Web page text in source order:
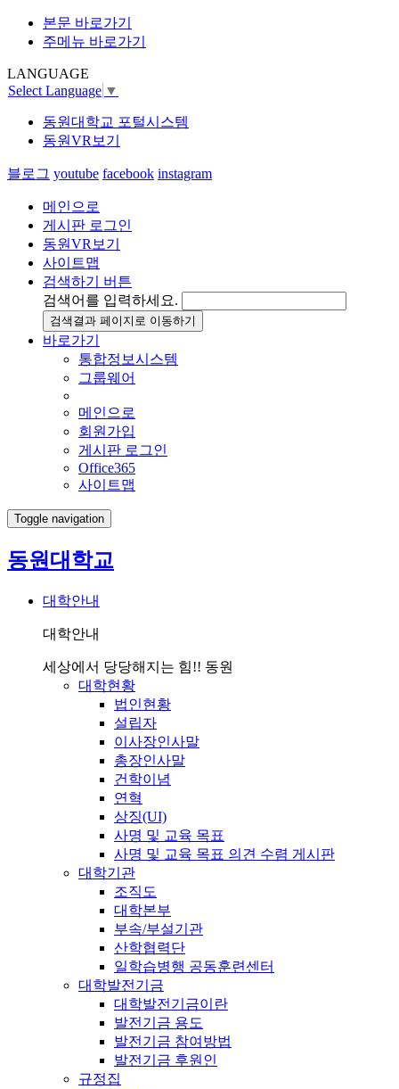
본문 바로가기
주메뉴 바로가기
LANGUAGE
Select Language ▼
동원대학교 포털시스템
동원VR보기
블로그 youtube facebook instagram
메인으로
게시판 로그인
동원VR보기
사이트맵
검색하기 버튼
검색어를 입력하세요.
검색결과 페이지로 이동하기
바로가기
통합정보시스템
그룹웨어
메인으로
회원가입
게시판 로그인
Office365
사이트맵
Toggle navigation
동원대학교
대학안내
대학안내
세상에서 당당해지는 힘!! 동원
대학현황
법인현황
설립자
이사장인사말
총장인사말
건학이념
연혁
상징(UI)
사명 및 교육 목표
사명 및 교육 목표 의견 수렴 게시판
대학기관
조직도
대학본부
부속/부설기관
산학협력단
일학습병행 공동훈련센터
대학발전기금
대학발전기금이란
발전기금 용도
발전기금 참여방법
발전기금 후원인
규정집